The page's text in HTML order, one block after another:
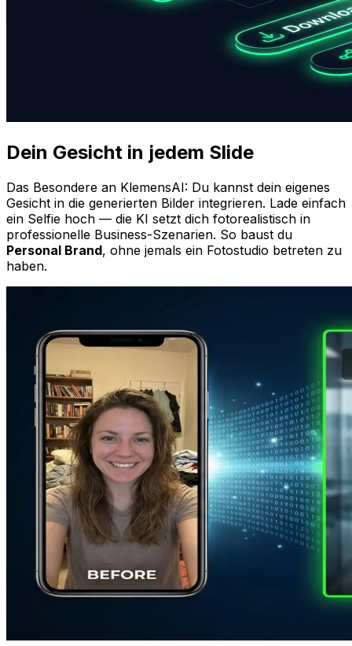
Dein Gesicht in jedem Slide
Das Besondere an KlemensAI: Du kannst dein eigenes
Gesicht in die generierten Bilder integrieren. Lade einfach
ein Selfie hoch — die KI setzt dich fotorealistisch in
professionelle Business-Szenarien. So baust du
Personal Brand, ohne jemals ein Fotostudio betreten zu
haben.